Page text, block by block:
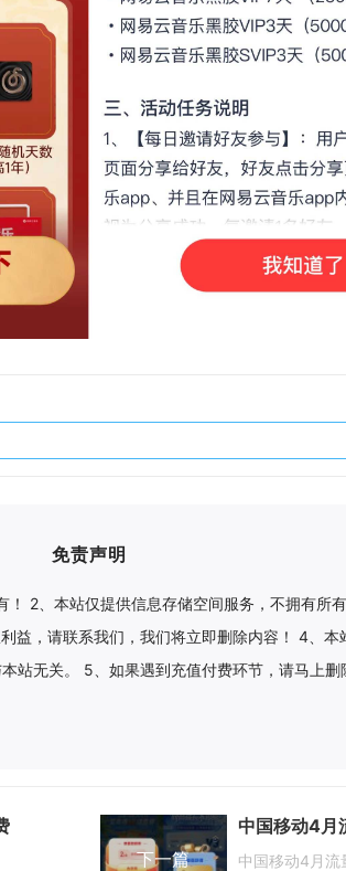
免责声明
！ 2、本站仅提供信息存储空间服务，不拥有所
益，请联系我们，我们将立即删除内容！ 4、本
站无关。 5、如果遇到充值付费环节，请马上
下一篇
中国移动4月
中国移动4月流